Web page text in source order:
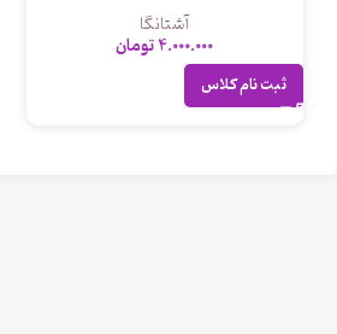
آشتانگا
4.000.000تومان
ثبت نام کلاس